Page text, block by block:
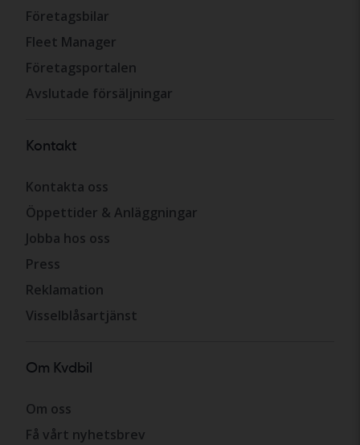
Företagsbilar
Fleet Manager
Företagsportalen
Avslutade försäljningar
Kontakt
Kontakta oss
Öppettider & Anläggningar
Jobba hos oss
Press
Reklamation
Visselblåsartjänst
Om Kvdbil
Om oss
Få vårt nyhetsbrev